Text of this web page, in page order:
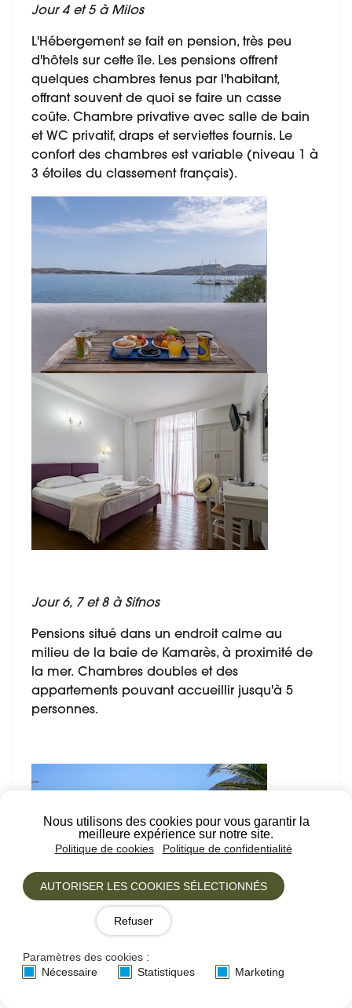
Nous utilisons des cookies pour vous garantir la
meilleure expérience sur notre site.
Politique de cookies Politique de confidentialité
AUTORISER LES COOKIES SÉLECTIONNÉS
Refuser
Paramètres des cookies :
Nécessaire Statistiques Marketing
Jour 4 et 5 à Milos
L'Hébergement se fait en pension, très peu
d'hôtels sur cette île. Les pensions offrent
quelques chambres tenus par l'habitant,
offrant souvent de quoi se faire un casse
coûte. Chambre privative avec salle de bain
et WC privatif, draps et serviettes fournis. Le
confort des chambres est variable (niveau 1 à
3 étoiles du classement français).
Jour 6, 7 et 8 à Sifnos
Pensions situé dans un endroit calme au
milieu de la baie de Kamarès, à proximité de
la mer. Chambres doubles et des
appartements pouvant accueillir jusqu'à 5
personnes.